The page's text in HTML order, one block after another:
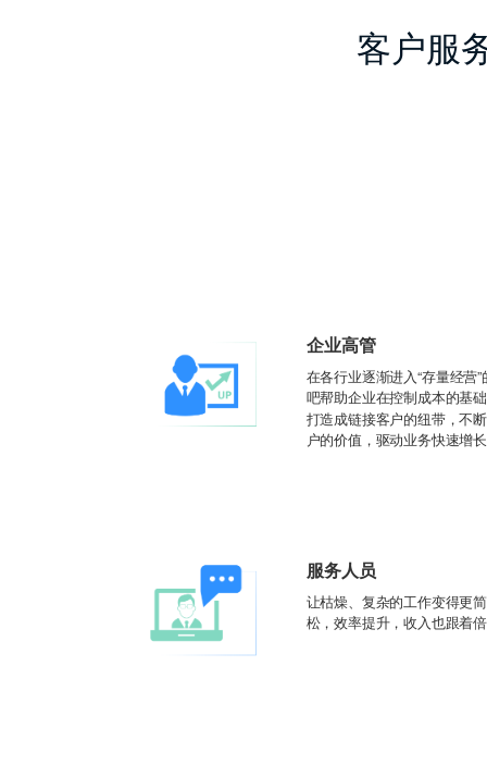
客户服
企业高管
在各行业逐渐进入“存量经营
吧帮助企业在控制成本的基
打造成链接客户的纽带，不
户的价值，驱动业务快速增
服务人员
让枯燥、复杂的工作变得更
松，效率提升，收入也跟着